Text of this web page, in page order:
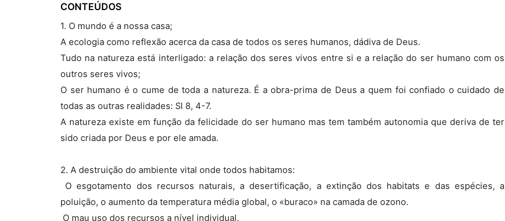
CONTEÚDOS
1. O mundo é a nossa casa;
A ecologia como reflexão acerca da casa de todos os seres humanos, dádiva de Deus.
Tudo na natureza está interligado: a relação dos seres vivos entre si e a relação do ser humano com os
outros seres vivos;
O ser humano é o cume de toda a natureza. É a obra-prima de Deus a quem foi confiado o cuidado de
todas as outras realidades: Sl 8, 4-7.
A natureza existe em função da felicidade do ser humano mas tem também autonomia que deriva de ter
sido criada por Deus e por ele amada.
2. A destruição do ambiente vital onde todos habitamos:
 O esgotamento dos recursos naturais, a desertificação, a extinção dos habitats e das espécies, a
poluição, o aumento da temperatura média global, o «buraco» na camada de ozono.
 O mau uso dos recursos a nível individual.